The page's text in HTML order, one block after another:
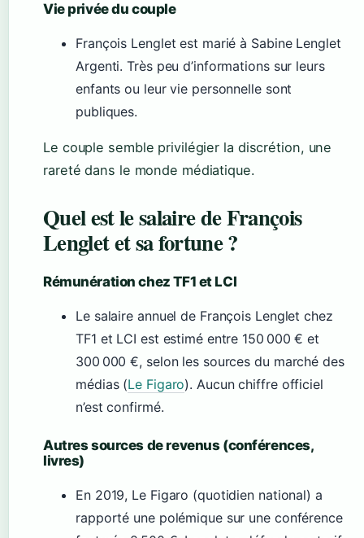
Vie privée du couple
François Lenglet est marié à Sabine Lenglet
Argenti. Très peu d’informations sur leurs
enfants ou leur vie personnelle sont
publiques.
Le couple semble privilégier la discrétion, une
rareté dans le monde médiatique.
Quel est le salaire de François
Lenglet et sa fortune ?
Rémunération chez TF1 et LCI
Le salaire annuel de François Lenglet chez
TF1 et LCI est estimé entre 150 000 € et
300 000 €, selon les sources du marché des
médias (Le Figaro). Aucun chiffre officiel
n’est confirmé.
Autres sources de revenus (conférences,
livres)
En 2019, Le Figaro (quotidien national) a
rapporté une polémique sur une conférence